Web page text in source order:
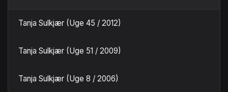
Tanja Sulkjær (Uge 45 / 2012)
Tanja Sulkjær (Uge 51 / 2009)
Tanja Sulkjær (Uge 8 / 2006)